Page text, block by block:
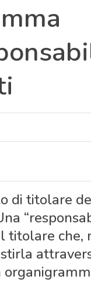
di titolare
titolare che,